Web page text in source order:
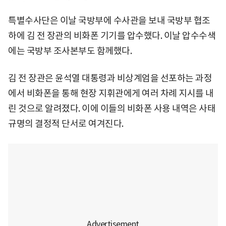
특별수사단은 이날 국방부에 수사관을 보내 국방부 협조
하에 김 전 장관의 비화폰 기기를 압수했다. 이날 압수수색
에는 국방부 조사본부도 함께했다.
김 전 장관은 윤석열 대통령과 비상계엄을 선포하는 과정
에서 비화폰을 통해 현장 지휘관에게 여러 차례 지시를 내
린 것으로 알려졌다. 이에 이들의 비화폰 사용 내역은 사태
규명의 결정적 단서로 여겨진다.